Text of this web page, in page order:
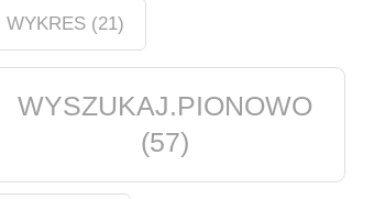
WYKRES(21)
WYSZUKAJ.PIONOWO
(57)